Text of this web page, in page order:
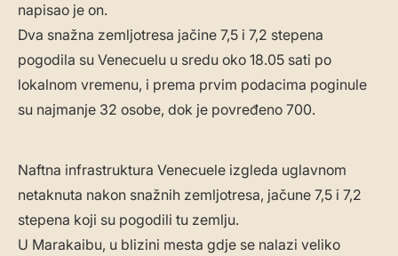
napisao je on.
Dva snažna zemljotresa jačine 7,5 i 7,2 stepena
pogodila su Venecuelu u sredu oko 18.05 sati po
lokalnom vremenu, i prema prvim podacima poginule
su najmanje 32 osobe, dok je povređeno 700.
Naftna infrastruktura Venecuele izgleda uglavnom
netaknuta nakon snažnih zemljotresa, jačune 7,5 i 7,2
stepena koji su pogodili tu zemlju.
U Marakaibu, u blizini mesta gdje se nalazi veliko